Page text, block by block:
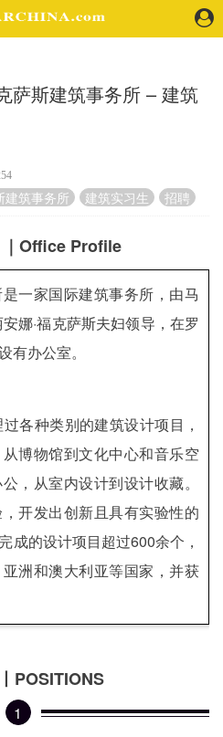
萨斯建筑事务所 – 建筑
建筑事务所 建筑实习生 招聘
｜Office Profile
一家国际建筑事务所，由马
娜·福克萨斯夫妇领导，在罗
有办公室。
各种类别的建筑设计项目，
博物馆到文化中心和音乐空
，从室内设计到设计收藏。
开发出创新且具有实验性的
成的设计项目超过600余个，
洲和澳大利亚等国家，并获
POSITIONS
1